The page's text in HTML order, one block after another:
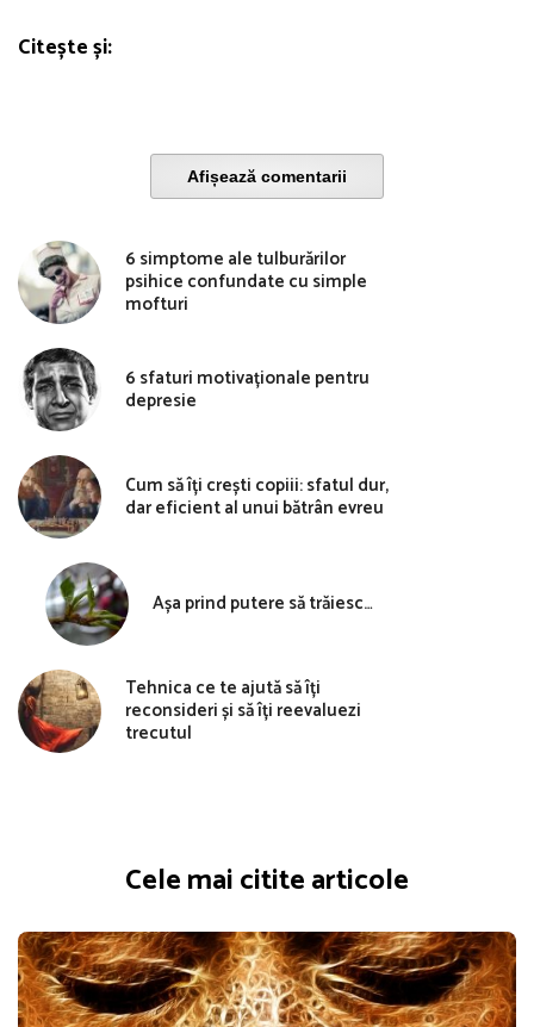
Citește și:
Afișează comentarii
6 simptome ale tulburărilor
psihice confundate cu simple
mofturi
6 sfaturi motivaționale pentru
depresie
Cum să îți crești copiii: sfatul dur,
dar eficient al unui bătrân evreu
Așa prind putere să trăiesc…
Tehnica ce te ajută să îți
reconsideri și să îți reevaluezi
trecutul
Cele mai citite articole